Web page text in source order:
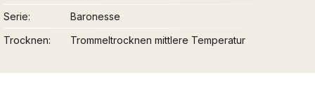
Serie
Baronesse
Trocknen
Trommeltrocknen mittlere Temperatur